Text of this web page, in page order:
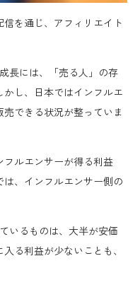
を通じ、アフィリエイト
長には、「売る人」の存
し、日本ではインフルエ
できる状況が整っていま
ルエンサーが得る利益
、インフルエンサー側の
いるものは、大半が安価
る利益が少ないことも、